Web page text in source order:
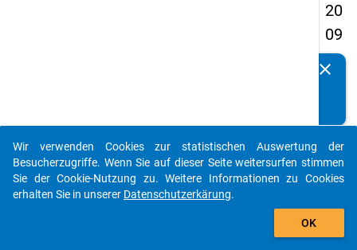
20
09
-
e
We
lle,
clear
auto_stories
add_shopping_cart
Wir verwenden Cookies zur statistischen Auswertung der
Besucherzugriffe. Wenn Sie auf dieser Seite weitersurfen stimmen
Sie der Cookie-Nutzung zu. Weitere Informationen zu Cookies
erhalten Sie in unserer Datenschutzerkärung.
OK